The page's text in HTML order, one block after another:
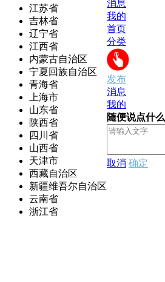
江苏省
吉林省
辽宁省
江西省
内蒙古自治区
宁夏回族自治区
青海省
上海市
山东省
陕西省
四川省
山西省
天津市
西藏自治区
新疆维吾尔自治区
云南省
浙江省
消息
我的
首页
分类
发布
消息
我的
随便说点什么
取消 确定